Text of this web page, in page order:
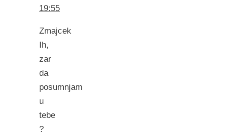
19:55
Zmajcek
Ih,
zar
da
posumnjam
u
tebe
?